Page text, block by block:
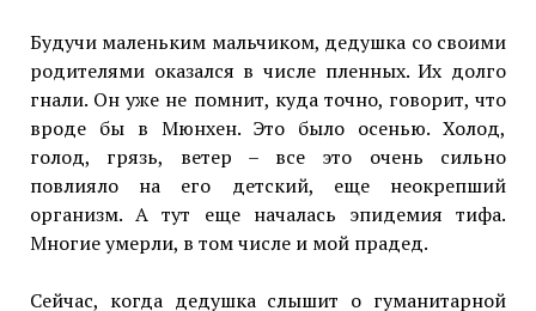
Будучи маленьким мальчиком, дедушка со своими
родителями оказался в числе пленных. Их долго
гнали. Он уже не помнит, куда точно, говорит, что
вроде бы в Мюнхен. Это было осенью. Холод,
голод, грязь, ветер – все это очень сильно
повлияло на его детский, еще неокрепший
организм. А тут еще началась эпидемия тифа.
Многие умерли, в том числе и мой прадед.
Сейчас, когда дедушка слышит о гуманитарной